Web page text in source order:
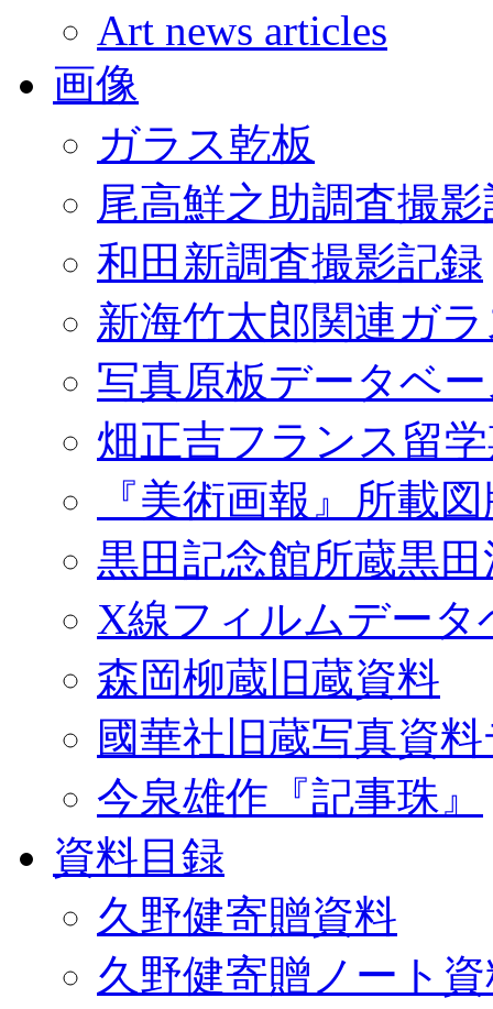
Art news articles
画像
ガラス乾板
尾高鮮之助調査撮
和田新調査撮影記録
新海竹太郎関連ガ
写真原板データベ
畑正吉フランス留
『美術画報』所載
黒田記念館所蔵黒
X線フィルムデータ
森岡柳蔵旧蔵資料
國華社旧蔵写真資
今泉雄作『記事珠』
資料目録
久野健寄贈資料
久野健寄贈ノート